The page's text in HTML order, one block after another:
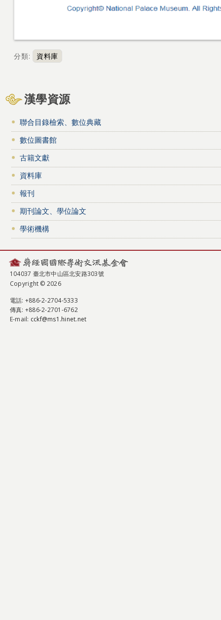
分類: 資料庫
漢學資源
聯合目錄檢索、數位典藏
數位圖書館
古籍文獻
資料庫
報刊
期刊論文、學位論文
學術機構
104037 臺北市中山區北安路303號
Copyright © 2026
電話: +886-2-2704-5333
傳真: +886-2-2701-6762
E-mail: cckf@ms1.hinet.net